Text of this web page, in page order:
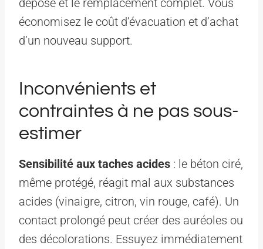
économisez le coût d’évacuation et d’achat
d’un nouveau support.
Inconvénients et
contraintes à ne pas sous-
estimer
Sensibilité aux taches acides : le béton ciré,
même protégé, réagit mal aux substances
acides (vinaigre, citron, vin rouge, café). Un
contact prolongé peut créer des auréoles ou
des décolorations. Essuyez immédiatement